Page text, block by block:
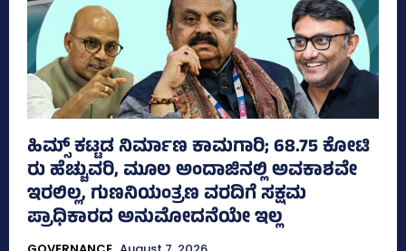
ಹಿಮ್ಸ್‌ ಕಟ್ಟಡ ನಿರ್ಮಾಣ ಕಾಮಗಾರಿ; 68.75 ಕೋಟಿ
ರು ಹೆಚ್ಚುವರಿ, ಮೂಲ ಅಂದಾಜಿನಲ್ಲಿ ಅವಕಾಶವೇ
ಇರಲಿಲ್ಲ, ಗುಣನಿಯಂತ್ರಣ ವರದಿಗೆ ಸಕ್ಷಮ
ಪ್ರಾಧಿಕಾರದ ಅನುಮೋದನೆಯೇ ಇಲ್ಲ